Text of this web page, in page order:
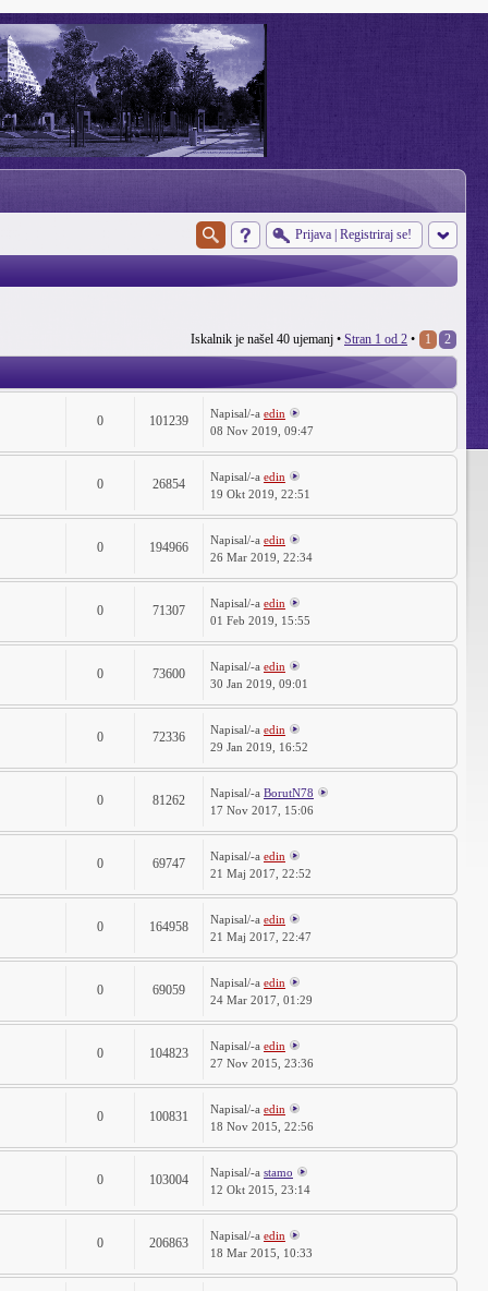
Prijava Registriraj se!
Iskalnik je našel 40 ujemanj • Stran 1 od 2 • 1 2
0 101239 Napisal/-a edin
08 Nov 2019, 09:47
0 26854 Napisal/-a edin
19 Okt 2019, 22:51
0 194966 Napisal/-a edin
26 Mar 2019, 22:34
0 71307 Napisal/-a edin
01 Feb 2019, 15:55
0 73600 Napisal/-a edin
30 Jan 2019, 09:01
0 72336 Napisal/-a edin
29 Jan 2019, 16:52
0 81262 Napisal/-a BorutN78
17 Nov 2017, 15:06
0 69747 Napisal/-a edin
21 Maj 2017, 22:52
0 164958 Napisal/-a edin
21 Maj 2017, 22:47
0 69059 Napisal/-a edin
24 Mar 2017, 01:29
0 104823 Napisal/-a edin
27 Nov 2015, 23:36
0 100831 Napisal/-a edin
18 Nov 2015, 22:56
0 103004 Napisal/-a stamo
12 Okt 2015, 23:14
0 206863 Napisal/-a edin
18 Mar 2015, 10:33